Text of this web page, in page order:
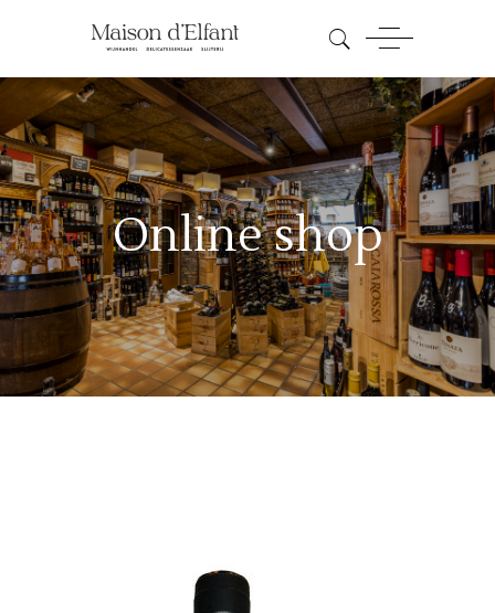
Online shop